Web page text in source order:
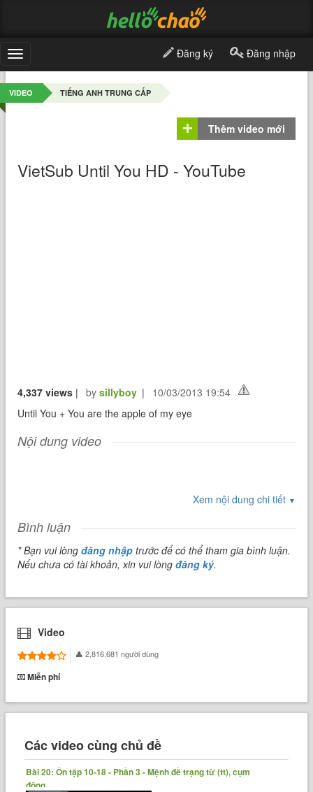
Toggle
navigation
Đăng ký Đăng nhập
VIDEO TIẾNG ANH TRUNG CẤP
Thêm video mới
VietSub Until You HD - YouTube
4,337 views | bysillyboy |
10/03/2013 19:54
Until You + You are the apple of my eye
Nội dung video
Xem nội dung chi tiết ▼
Bình luận
* Bạn vui lòngđăng nhập trước để có thể tham gia bình luận.
Nếu chưa có tài khoản, xin vui lòngđăng ký.
Video
2,816,681 người dùng
Miễn phí
Các video cùng chủ đề
Bài 20: Ôn tập 10-18 - Phần 3 - Mệnh đề trạng từ (tt), cụm
động......